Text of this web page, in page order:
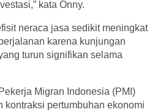
kata Onny.
neraca jasa sedikit meningkat
karena kunjungan
turun signifikan selama
Migran Indonesia (PMI)
kontraksi pertumbuhan ekonomi